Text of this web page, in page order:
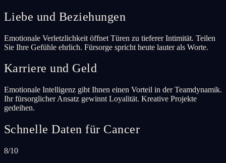
Liebe und Beziehungen
Emotionale Verletzlichkeit öffnet Türen zu tieferer Intimität. Teilen
Sie Ihre Gefühle ehrlich. Fürsorge spricht heute lauter als Worte.
Karriere und Geld
Emotionale Intelligenz gibt Ihnen einen Vorteil in der Teamdynamik.
Ihr fürsorglicher Ansatz gewinnt Loyalität. Kreative Projekte
gedeihen.
Schnelle Daten für Cancer
8/10